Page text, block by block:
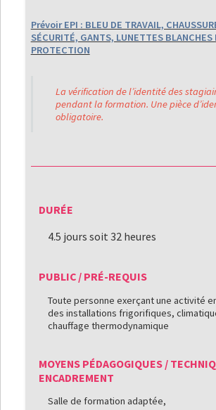
Prévoir EPI : BLEU DE TRAVAIL,
SÉCURITÉ, GANTS, LUNETTES BLANCHES
PROTECTION
La vérification de l’identité des
pendant la formation. Une pièce
obligatoire.
DURÉE
4.5 jours soit 32 heures
PUBLIC / PRÉ-REQUIS
Toute personne exerçant une activité
des installations frigorifiques,
chauffage thermodynamique
MOYENS PÉDAGOGIQUES /
ENCADREMENT
Salle de formation adaptée,